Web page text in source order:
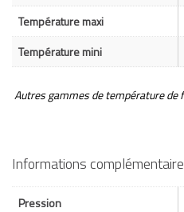
Température maxi
Température mini
Autres gammes de température
Informations
Pression